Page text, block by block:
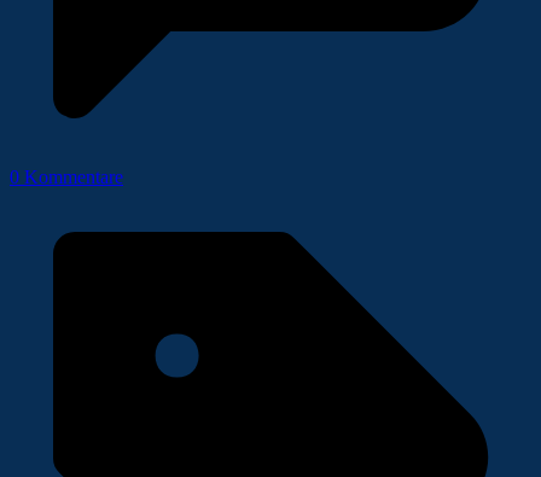
0 Kommentare